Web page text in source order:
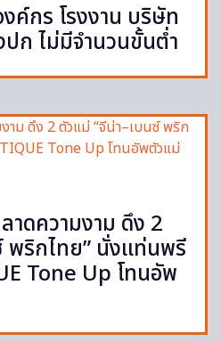
กร โรงงาน บริษัท
ก ไม่มีจำนวนขั้นต่ำ
าดความงาม ดึง 2
พริกไทย” นั่งแท่นพรี
Tone Up โทนอัพ